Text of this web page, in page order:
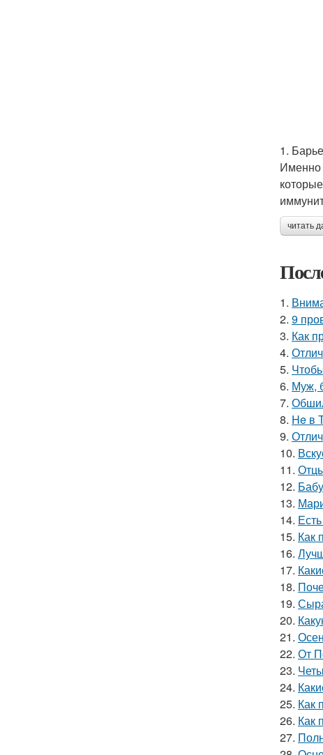
1.
Именно
читать
1.
2. 9
3. Как
4.
5.
6. Муж,
7.
8. He в
9.
10.
11.
12.
13.
14.
15. Как
16.
17.
18.
19.
20.
21.
22. От
23.
24.
25. Как
26. Как
27.